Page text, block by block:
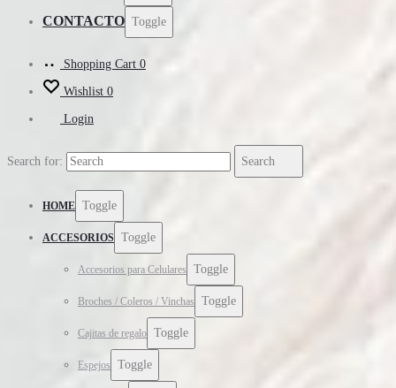
CONTACTO Toggle
Shopping Cart 0
Wishlist 0
Login
Search for: Search
HOME Toggle
ACCESORIOS Toggle
Accesorios para Celulares Toggle
Broches / Coleros / Vinchas Toggle
Cajitas de regalo Toggle
Espejos Toggle